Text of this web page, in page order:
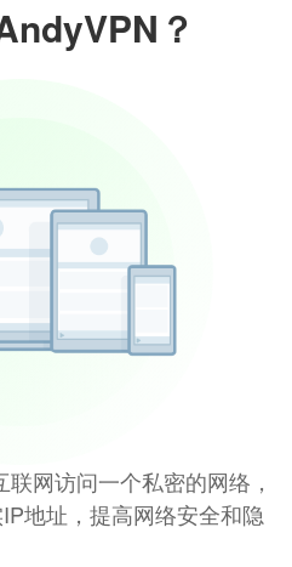
？
网访问一个私密的网络，
地址，提高网络安全和隐